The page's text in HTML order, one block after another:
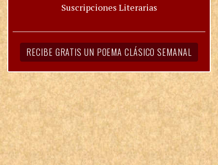
Suscripciones Literarias
RECIBE GRATIS UN POEMA CLÁSICO SEMANAL